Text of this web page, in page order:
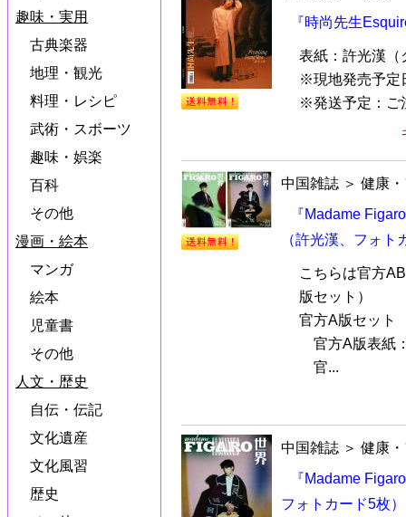
趣味・実用
古典楽器
地理・観光
料理・レシピ
武術・スボーツ
趣味・娯楽
百科
その他
漫画・絵本
マンガ
絵本
児童書
その他
人文・歴史
自伝・伝記
文化遺産
文化風習
歴史
『時尚先生
表紙：許光漢（
※現地発売予定
※発送予定：ご
中国雑誌 ＞ 健康
『Madame
（許光漢、フォト
こちらは官方
版セット）
官方A版セット
官方A版表紙
官...
中国雑誌 ＞ 健康
『Madame
フォトカード5枚